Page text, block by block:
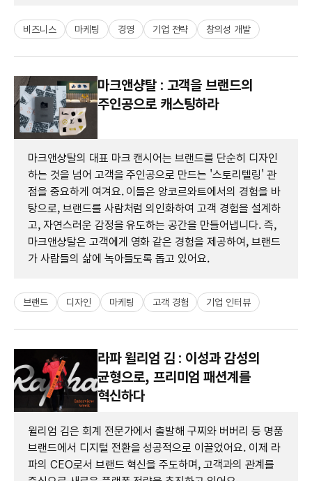
비즈니스 마케팅 경영 기업 전략 창의성 개발
마크앤샹탈 : 고객을 브랜드의
주인공으로 캐스팅하라
마크앤샹탈의 대표 마크 캔시어는 브랜드를 단순히 디자인
하는 것을 넘어 고객을 주인공으로 만드는 '스토리텔링' 관
점을 중요하게 여겨요. 이들은 앙코르와트에서의 경험을 바
탕으로, 브랜드를 사람처럼 의인화하여 고객 경험을 설계하
고, 자연스러운 감정을 유도하는 공간을 만들어냅니다. 즉,
마크앤샹탈은 고객에게 영화 같은 경험을 제공하여, 브랜드
가 사람들의 삶에 녹아들도록 돕고 있어요.
브랜드 디자인 마케팅 고객 경험 기업 인터뷰
라파 윌리엄 김 : 이성과 감성의
균형으로, 프리미엄 패션계를
혁신하다
윌리엄 김은 회계 전문가에서 출발해 구찌와 버버리 등 명품
브랜드에서 디지털 전환을 성공적으로 이끌었어요. 이제 라
파의 CEO로서 브랜드 혁신을 주도하며, 고객과의 관계를